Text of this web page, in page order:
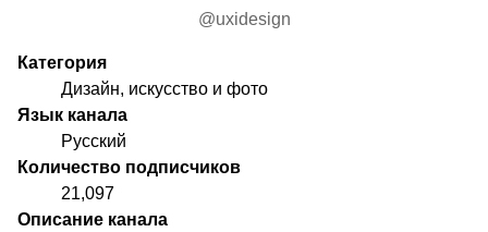
@uxidesign
Категория
Дизайн, искусство и фото
Язык канала
Русский
Количество подписчиков
21,097
Описание канала